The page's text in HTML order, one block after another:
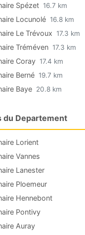
Spézet 16.7 km
Locunolé 16.8 km
Le Trévoux 17.3 km
Tréméven 17.3 km
Coray 17.4 km
Berné 19.7 km
Baye 20.8 km
du Departement
Lorient
Vannes
Lanester
Ploemeur
Hennebont
Pontivy
Auray